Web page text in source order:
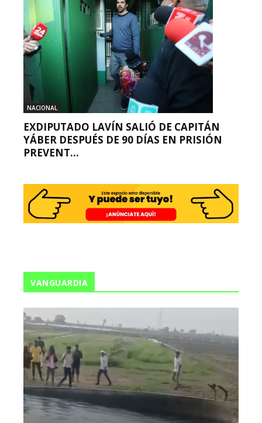
NACIONAL
EXDIPUTADO LAVÍN SALIÓ DE CAPITÁN
YÁBER DESPUÉS DE 90 DÍAS EN PRISIÓN
PREVENT...
VANGUARDIA